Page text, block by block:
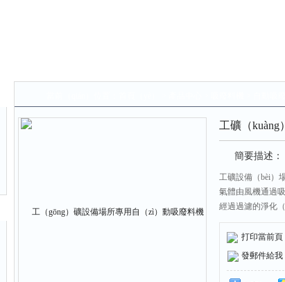
工礦（
簡要描述：
工礦設備（bèi）
氣體由風機通過
經過過濾的淨化
（yòng），也可
重力，慣性力，
打印當前頁
發郵件給我